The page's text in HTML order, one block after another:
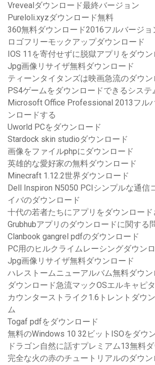
Vrevealダウンロード最終バージョン
Pureloli.xyzダウンロード無料
360無料ダウンロード2016フルバージョ
ロゴフリーモックアップダウンロード
IOS 11を寄付せずに脱獄アプリをダウ
Jpg画像リサイザ無料ダウンロード
ティーンタイタンズは映画急流のダウン
PS4ゲームをダウンロードできるシステ
Microsoft Office Professional 2013フル
ンロードする
Uworld PCをダウンロード
Stardock skin studioダウンロード
画像をファイルphpにダウンロード
英雄的な愛好家の無料ダウンロード
Minecraft 1.12.2世界ダウンロード
Dell Inspiron N5050 PCIシンプルな通信
イバのダウンロード
十代の若者たちにアプリをダウンロー
Grubhubアプリのダウンロードに関する
Clanbook gangrel pdfのダウンロード
PC用のヒルクライムレーシングダウン
Jpg画像リサイザ無料ダウンロード
ハレストームニューアルバム無料ダウン
ダウンロード急流マックOSエルキャピ
カウンターストライク1.6トレントダウ
ム
Togaf pdfをダウンロード
無料のWindows 10 32ビットISOをダウ
ドラゴン自然に話すプレミアム13無料
完全な火の赤のチュートリアルのダウ